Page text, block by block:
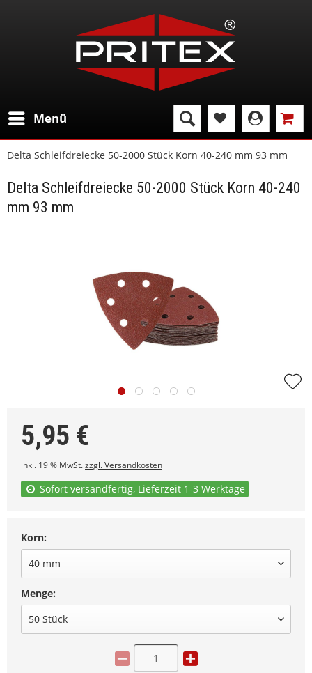
Menü
Delta Schleifdreiecke 50-2000 Stück Korn 40-240 mm 93 mm
Delta Schleifdreiecke 50-2000 Stück Korn 40-240
mm 93 mm
5,95 €
inkl. 19 % MwSt.zzgl. Versandkosten
Sofort versandfertig, Lieferzeit 1-3 Werktage
Korn:
Menge: